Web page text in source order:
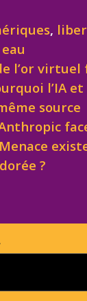
,
l’or
l’IA
source
?